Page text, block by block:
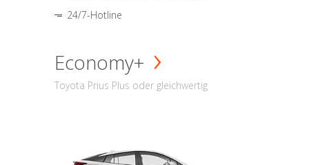
24/7-Hotline
Economy+
Toyota Prius Plus oder gleichwertig